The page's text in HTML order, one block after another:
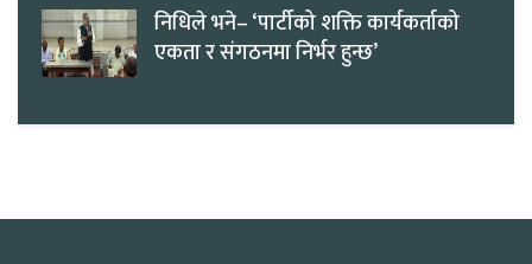
निधिले भने– ‘पार्टीको शक्ति कार्यकर्ताको
एकता र संगठनमा निर्भर हुन्छ’